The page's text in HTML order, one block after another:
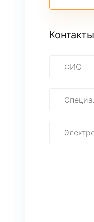
Контакты